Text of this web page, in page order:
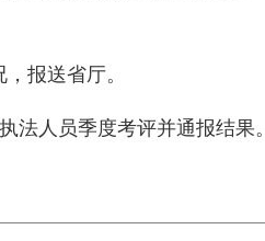
报送省厅。
法人员季度考评并通报结果。